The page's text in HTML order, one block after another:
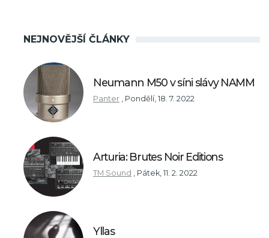
NEJNOVĚJŠÍ ČLÁNKY
Neumann M50 v síni slávy NAMM
Panter , Pondělí, 18. 7. 2022
Arturia: Brutes Noir Editions
TM Sound , Pátek, 11. 2. 2022
Yllas